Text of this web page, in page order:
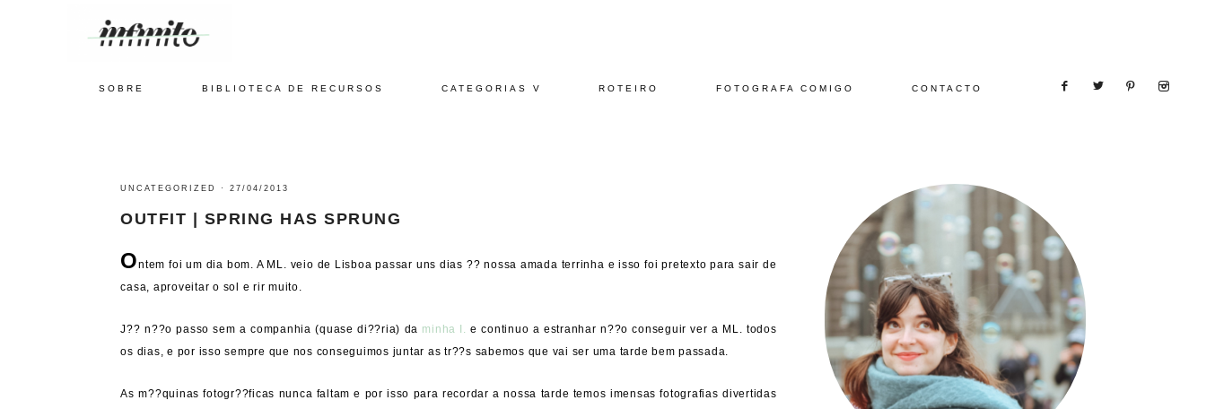
SOBRE BIBLIOTECA DE RECURSOS CATEGORIAS V ROTEIRO FOTOGRAFA COMIGO CONTACTO
UNCATEGORIZED ·27/04/2013
OUTFIT | SPRING HAS SPRUNG
Ontem foi um dia bom. A ML. veio de Lisboa passar uns dias ?? nossa amada terrinha e isso foi pretexto para sair de
casa, aproveitar o sol e rir muito.
J?? n??o passo sem a companhia (quase di??ria) da minha I. e continuo a estranhar n??o conseguir ver a ML. todos
os dias, e por isso sempre que nos conseguimos juntar as tr??s sabemos que vai ser uma tarde bem passada.
As m??quinas fotogr??ficas nunca faltam e por isso para recordar a nossa tarde temos imensas fotografias divertidas